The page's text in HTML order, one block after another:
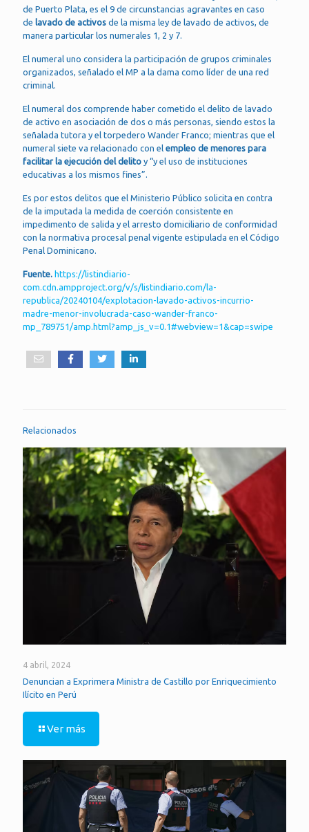
de Puerto Plata, es el 9 de circunstancias agravantes en caso
de lavado de activos de la misma ley de lavado de activos, de
manera particular los numerales 1, 2 y 7.
El numeral uno considera la participación de grupos criminales
organizados, señalado el MP a la dama como líder de una red
criminal.
El numeral dos comprende haber cometido el delito de lavado
de activo en asociación de dos o más personas, siendo estos la
señalada tutora y el torpedero Wander Franco; mientras que el
numeral siete va relacionado con el empleo de menores para
facilitar la ejecución del delito y “y el uso de instituciones
educativas a los mismos fines”.
Es por estos delitos que el Ministerio Público solicita en contra
de la imputada la medida de coerción consistente en
impedimento de salida y el arresto domiciliario de conformidad
con la normativa procesal penal vigente estipulada en el Código
Penal Dominicano.
Fuente. https://listindiario-
com.cdn.ampproject.org/v/s/listindiario.com/la-
republica/20240104/explotacion-lavado-activos-incurrio-
madre-menor-involucrada-caso-wander-franco-
mp_789751/amp.html?amp_js_v=0.1#webview=1&cap=swipe
Relacionados
4 abril, 2024
Denuncian a Exprimera Ministra de Castillo por Enriquecimiento
Ilícito en Perú
Ver más